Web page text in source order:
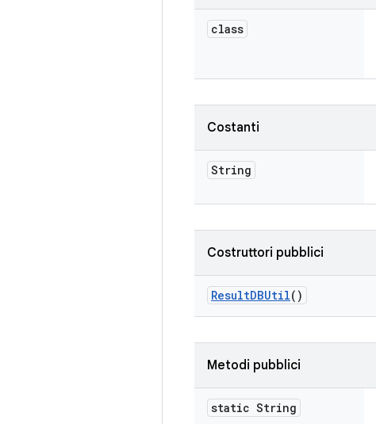
class
Costanti
String
Costruttori pubblici
ResultDBUtil()
Metodi pubblici
static String